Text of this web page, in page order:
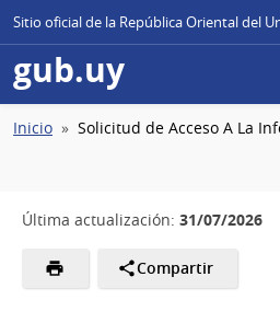
Sitio oficial de la República Oriental del
gub.uy
Ruta
Inicio Solicitud de Acceso A La
Última actualización: 31/07/2026
Compartir